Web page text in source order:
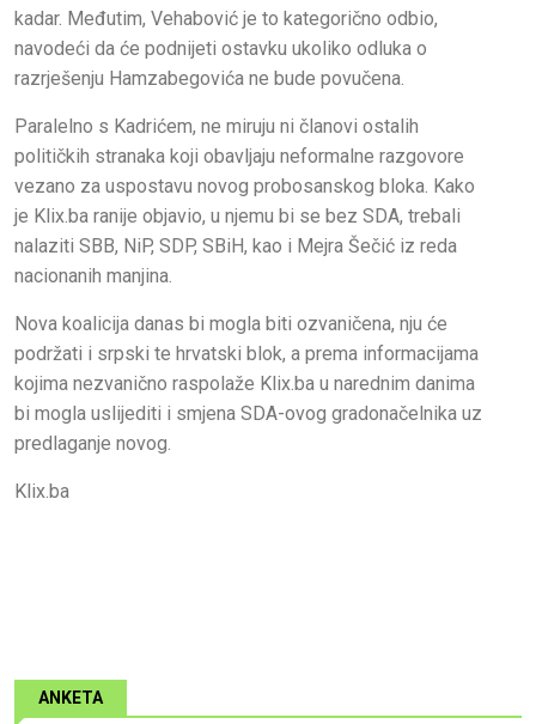
kadar. Međutim, Vehabović je to kategorično odbio,
navodeći da će podnijeti ostavku ukoliko odluka o
razrješenju Hamzabegovića ne bude povučena.
Paralelno s Kadrićem, ne miruju ni članovi ostalih
političkih stranaka koji obavljaju neformalne razgovore
vezano za uspostavu novog probosanskog bloka. Kako
je Klix.ba ranije objavio, u njemu bi se bez SDA, trebali
nalaziti SBB, NiP, SDP, SBiH, kao i Mejra Šečić iz reda
nacionanih manjina.
Nova koalicija danas bi mogla biti ozvaničena, nju će
podržati i srpski te hrvatski blok, a prema informacijama
kojima nezvanično raspolaže Klix.ba u narednim danima
bi mogla uslijediti i smjena SDA-ovog gradonačelnika uz
predlaganje novog.
Klix.ba
ANKETA